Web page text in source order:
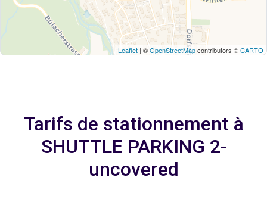
Leaflet | ©OpenStreetMapcontributors ©CARTO
Tarifs de stationnement à
SHUTTLE PARKING 2-
uncovered